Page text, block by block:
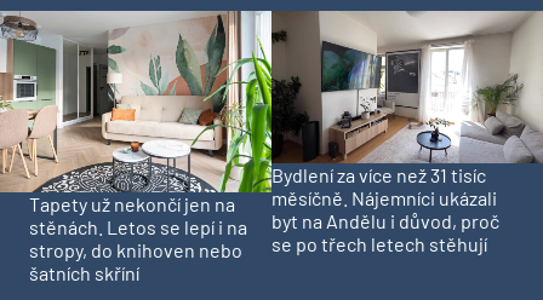
Tapety už nekončí jen na
stěnách. Letos se lepí i na
stropy, do knihoven nebo
šatních skříní
Bydlení za více než 31 tisíc
měsíčně. Nájemníci ukázali
byt na Andělu i důvod, proč
se po třech letech stěhují